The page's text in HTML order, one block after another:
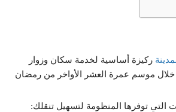
ركيزة أساسية لخدمة سكان وزوار
خلال موسم عمرة العشر الأواخر من رمضان
التي توفرها المنظومة لتسهيل تنقلك: